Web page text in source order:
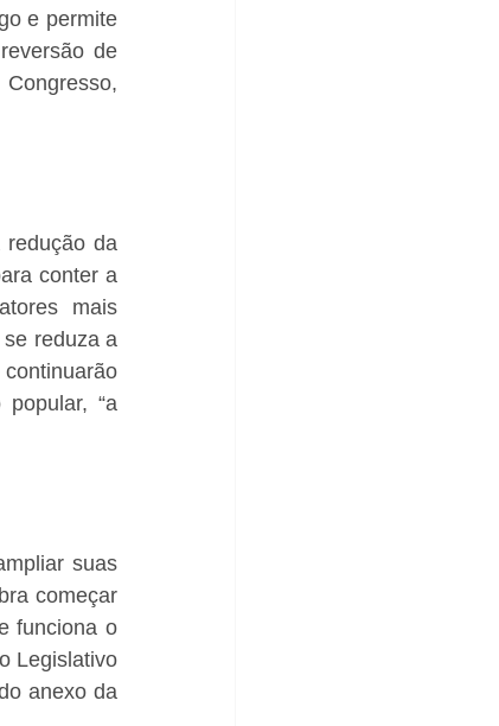
e permite
de
da
conter a
mais
reduza a
“a
suas
começar
funciona o
Legislativo
anexo da